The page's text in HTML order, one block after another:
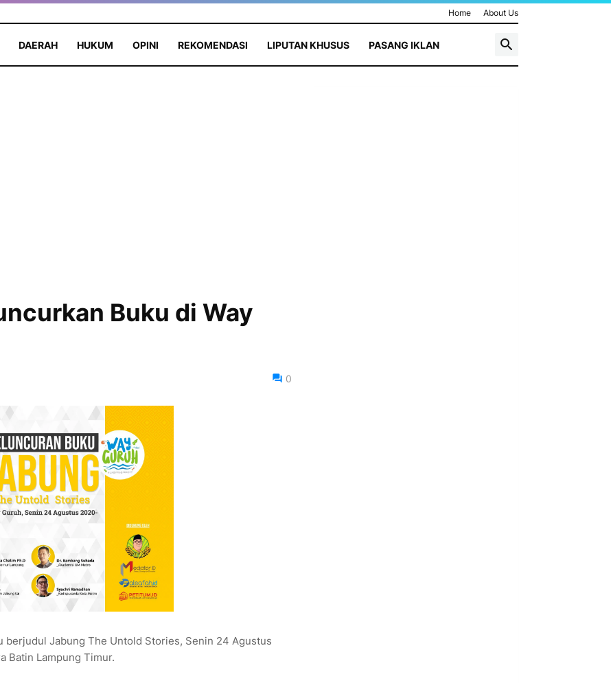
Home About Us
DAERAH HUKUM OPINI REKOMENDASI LIPUTAN KHUSUS PASANG IKLAN
Buku di Way
0
berjudul Jabung The Untold Stories, Senin 24 Agustus
Batin Lampung Timur.